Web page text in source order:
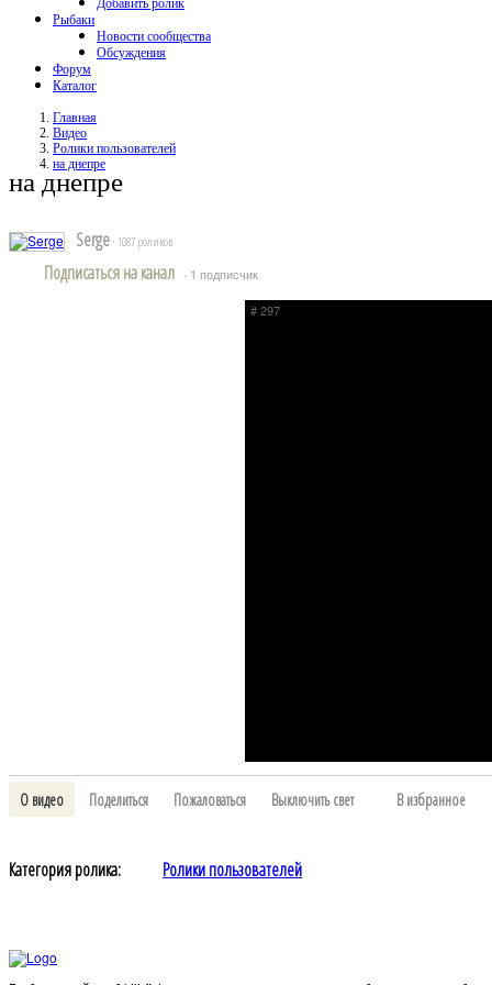
Добавить ролик
Рыбаки
Новости сообщества
Обсуждения
Форум
Каталог
Главная
Видео
Ролики пользователей
на днепре
на днепре
Serge · 1087 роликов
Подписаться на канал · 1 подписчик
# 297
О видео Поделиться Пожаловаться Выключить свет В избранное
Категория ролика: Ролики пользователей